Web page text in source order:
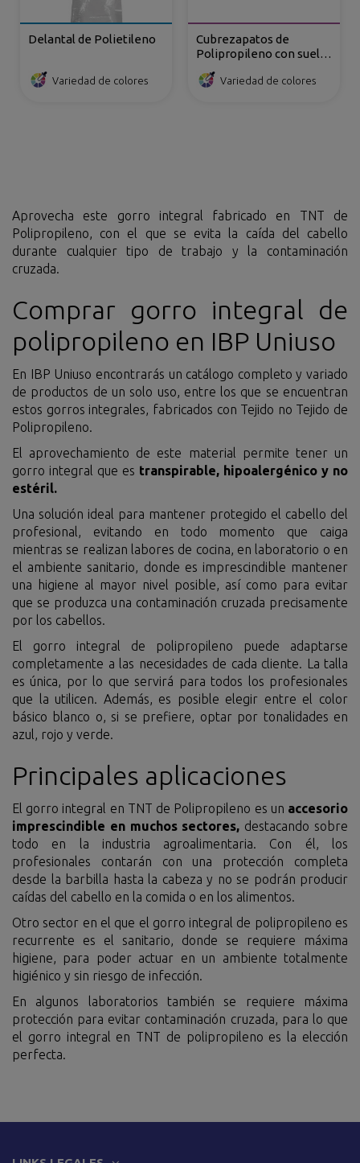
Delantal de Polietileno
Variedad de colores
Cubrezapatos de
Polipropileno con suela
Variedad de colores
Aprovecha este gorro integral fabricado en TNT de
Polipropileno, con el que se evita la caída del cabello
durante cualquier tipo de trabajo y la contaminación
cruzada.
Comprar gorro integral de
polipropileno en IBP Uniuso
En IBP Uniuso encontrarás un catálogo completo y variado
de productos de un solo uso, entre los que se encuentran
estos gorros integrales, fabricados con Tejido no Tejido de
Polipropileno.
El aprovechamiento de este material permite tener un
gorro integral que es transpirable, hipoalergénico y no
estéril.
Una solución ideal para mantener protegido el cabello del
profesional, evitando en todo momento que caiga
mientras se realizan labores de cocina, en laboratorio o en
el ambiente sanitario, donde es imprescindible mantener
una higiene al mayor nivel posible, así como para evitar
que se produzca una contaminación cruzada precisamente
por los cabellos.
El gorro integral de polipropileno puede adaptarse
completamente a las necesidades de cada cliente. La talla
es única, por lo que servirá para todos los profesionales
que la utilicen. Además, es posible elegir entre el color
básico blanco o, si se prefiere, optar por tonalidades en
azul, rojo y verde.
Principales aplicaciones
El gorro integral en TNT de Polipropileno es un accesorio
imprescindible en muchos sectores, destacando sobre
todo en la industria agroalimentaria. Con él, los
profesionales contarán con una protección completa
desde la barbilla hasta la cabeza y no se podrán producir
caídas del cabello en la comida o en los alimentos.
Otro sector en el que el gorro integral de polipropileno es
recurrente es el sanitario, donde se requiere máxima
higiene, para poder actuar en un ambiente totalmente
higiénico y sin riesgo de infección.
En algunos laboratorios también se requiere máxima
protección para evitar contaminación cruzada, para lo que
el gorro integral en TNT de polipropileno es la elección
perfecta.